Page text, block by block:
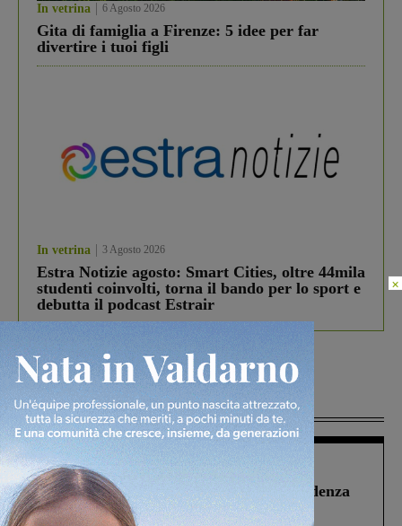
In vetrina 6 Agosto 2026
Gita di famiglia a Firenze: 5 idee per far
divertire i tuoi figli
In vetrina 3 Agosto 2026
Estra Notizie agosto: Smart Cities, oltre 44mila
studenti coinvolti, torna il bando per lo sport e
debutta il podcast Estrair
Più lette
Figline Incisa Valdarno 1 Agosto 2026
Piscina di Figline finanziata oltre la scadenza
Pnrr, il gruppo di Fratelli d’Italia: “Un
×